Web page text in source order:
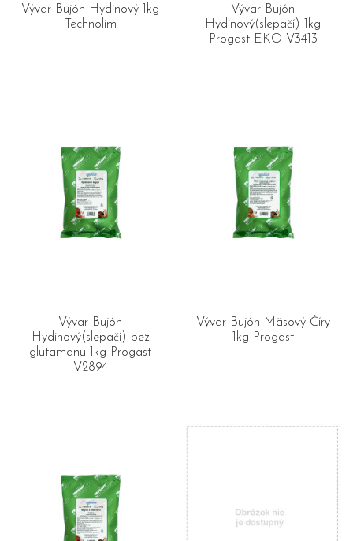
Vývar Bujón Hydinový 1kg
Technolim
Vývar Bujón
Hydinový(slepačí) 1kg
Progast EKO V3413
Vývar Bujón
Hydinový(slepačí) bez
glutamanu 1kg Progast
V2894
Vývar Bujón Mäsový Číry
1kg Progast